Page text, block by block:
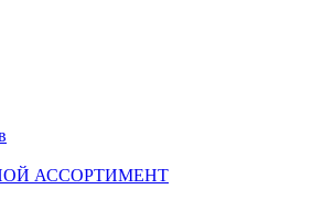
АССОРТИМЕНТ